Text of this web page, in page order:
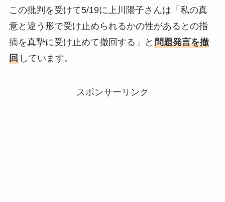
この批判を受けて5/19に上川陽子さんは「私の真
意と違う形で受け止められるかの性があるとの指
摘を真摯に受け止めて撤回する」と 問題発言を撤
回しています。
スポンサーリンク